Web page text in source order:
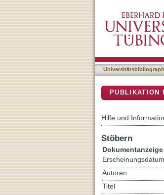
PUBLIKATION
Hilfe und
Stöbern
Dokumentanzeige
Erscheinungsdatum
Autoren
Titel